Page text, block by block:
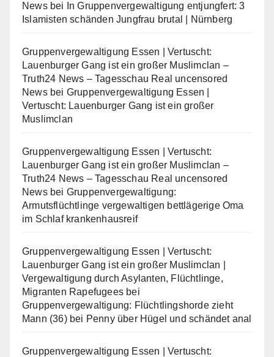
Newsbei
In Gruppenvergewaltigung entjungfert: 3
Islamisten schänden Jungfrau brutal | Nürnberg
Gruppenvergewaltigung Essen | Vertuscht:
Lauenburger Gang ist ein großer Muslimclan –
Truth24 News – Tagesschau Real uncensored
Newsbei Gruppenvergewaltigung Essen |
Vertuscht: Lauenburger Gang ist ein großer
Muslimclan
Gruppenvergewaltigung Essen | Vertuscht:
Lauenburger Gang ist ein großer Muslimclan –
Truth24 News – Tagesschau Real uncensored
Newsbei Gruppenvergewaltigung:
Armutsflüchtlinge vergewaltigen bettlägerige Oma
im Schlaf krankenhausreif
Gruppenvergewaltigung Essen | Vertuscht:
Lauenburger Gang ist ein großer Muslimclan |
Vergewaltigung durch Asylanten, Flüchtlinge,
Migranten Rapefugees bei
Gruppenvergewaltigung: Flüchtlingshorde zieht
Mann (36) bei Penny über Hügel und schändet anal
Gruppenvergewaltigung Essen | Vertuscht: